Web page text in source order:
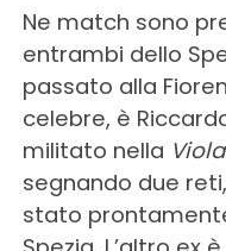
Ne match sono
entrambi dello
passato alla
celebre, è
militato nella Viola
segnando due
stato